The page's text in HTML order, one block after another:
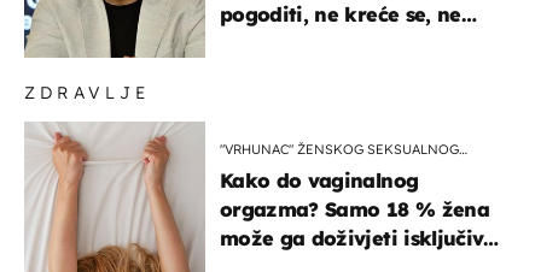
ZDRAVLJE
"VRHUNAC" ŽENSKOG SEKSUALNOG
Kako do vaginalnog
orgazma? Samo 18 % žena
može ga doživjeti isključivo
pogoditi, ne kreće se, ne